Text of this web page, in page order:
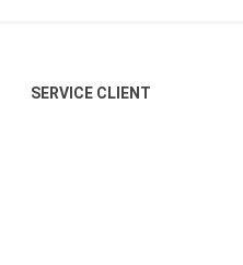
SERVICE CLIENT